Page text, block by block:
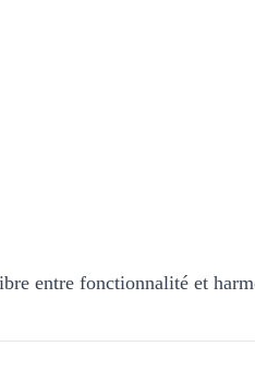
entre fonctionnalité et